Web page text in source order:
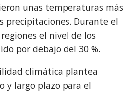
unas temperaturas más
precipitaciones. Durante el
el nivel de los
por debajo del 30 %.
climática plantea
y largo plazo para el